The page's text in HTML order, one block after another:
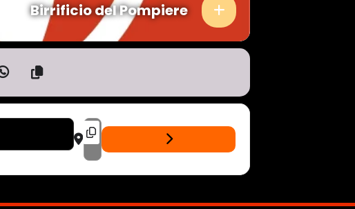
Birrificio del Pompiere
DESTINATION ADDRESS - MAD APOCALYPSE - LIVE BIRRIFICIO